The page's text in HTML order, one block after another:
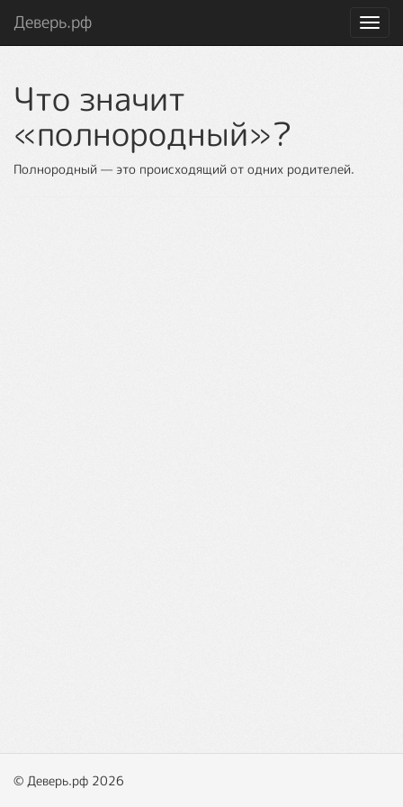
Деверь.рф
Что значит
«полнородный»?
Полнородный — это происходящий от одних родителей.
© Деверь.рф 2026